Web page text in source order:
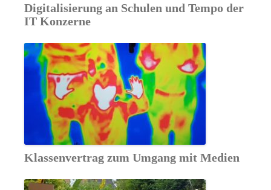
Digitalisierung an Schulen und Tempo der
IT Konzerne
Klassenvertrag zum Umgang mit Medien